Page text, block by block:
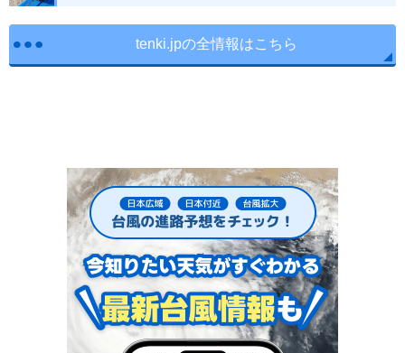
tenki.jpの全情報はこちら